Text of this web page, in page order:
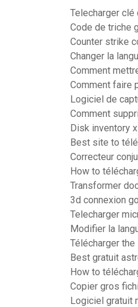
Telecharger
Code de triche
Counter strike
Changer la
Comment
Comment faire
Logiciel de
Comment
Disk inventory
Best site to
Correcteur
How to
Transformer
3d connexion
Telecharger
Modifier la
Télécharger
Best gratuit
How to
Copier gros
Logiciel gratuit